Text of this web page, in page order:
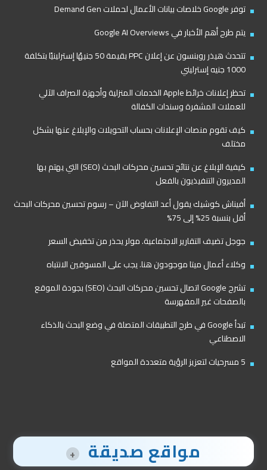
توفر Google خلاصات بيانات الأعمال لحملات Demand Gen
يتم طرح أهم الأخبار في Google AI Overviews
تتحدث هيذر روبنسون عن إعلان PPC بقيمة 50 جنيهًا إسترلينيًا بتكلفة
1000 جنيه إسترليني
تحظر إعلانات خرائط Apple الخدمات المنزلية وأجهزة الصراف الآلي
للعملات المشفرة وسندات الكفالة
كيف تقوم منصات الإعلانات بحساب التحويلات والإبلاغ عنها بشكل
مختلف
كيفية الإبلاغ عن نتائج تحسين محركات البحث (SEO) التي يهتم بها
المديرون التنفيذيون بالفعل
أفيناش كوشيك يقول أعد التفاوض الآن – رسوم تحسين محركات البحث
أقل بنسبة 25% إلى 75%
جوجل تضيف التقارير الاجتماعية. مولر يحذر من تخفيض السعر
وكلاء أعمال ميتا موجودون هنا. يجب على المسوقين الانتباه
تشرح Google اتصال تحسين محركات البحث (SEO) بجودة الموقع
بالصفحات غير المفهرسة
تبدأ Google في طرح التطبيقات المتصلة في وضع البحث بالذكاء
الاصطناعي
5 مسرحيات لتعزيز الرؤية متعددة المواقع
مواقع صديقة +